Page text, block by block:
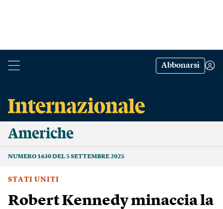
Abbonarsi
Americhe
NUMERO 1630 DEL 5 SETTEMBRE 2025
STATI UNITI
Robert Kennedy minaccia la